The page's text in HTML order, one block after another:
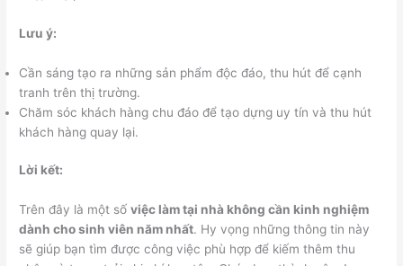
Lưu ý:
Cần sáng tạo ra những sản phẩm độc đáo, thu hút để cạnh
tranh trên thị trường.
Chăm sóc khách hàng chu đáo để tạo dựng uy tín và thu hút
khách hàng quay lại.
Lời kết:
Trên đây là một sốviệc làm tại nhà không cần kinh nghiệm
dành cho sinh viên năm nhất. Hy vọng những thông tin này
sẽ giúp bạn tìm được công việc phù hợp để kiếm thêm thu